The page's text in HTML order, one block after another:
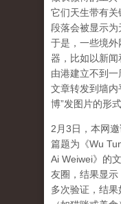
它们天生带有
段落会被显示为
于是，一些境
器，比如以新
由港建立不到
文章转发到墙内
博”发图片的形式
2月3日，本网
篇题为《Wu
Ai Weiwei》的
友圈，结果显示
多次验证，结